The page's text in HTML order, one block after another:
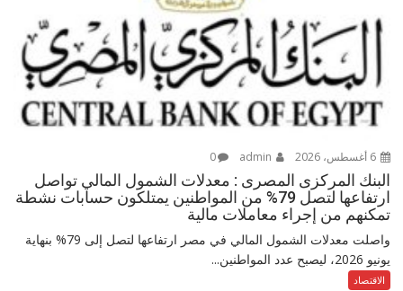
6 أغسطس، 2026 0
البنك المركزى المصرى : معدلات الشمول المالي تواصل
ارتفاعها لتصل 79% من المواطنين يمتلكون حسابات نشطة
تمكنهم من إجراء معاملات مالية
واصلت معدلات الشمول المالي في مصر ارتفاعها لتصل إلى 79% بنهاية
يونيو 2026، ليصبح عدد المواطنين...
الاقتصاد